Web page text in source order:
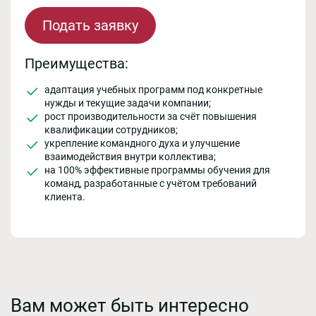
Подать заявку
Преимущества:
адаптация учебных программ под конкретные
нужды и текущие задачи компании;
рост производительности за счёт повышения
квалификации сотрудников;
укрепление командного духа и улучшение
взаимодействия внутри коллектива;
на 100% эффективные программы обучения для
команд, разработанные с учётом требований
клиента.
Вам может быть интересно